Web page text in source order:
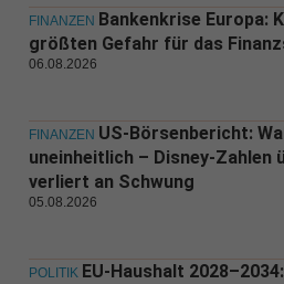
FINANZEN Bankenkrise Europa:
größten Gefahr für das
06.08.2026
FINANZEN US-Börsenbericht:
uneinheitlich – Disney-Zahlen
verliert an Schwung
05.08.2026
POLITIK EU-Haushalt